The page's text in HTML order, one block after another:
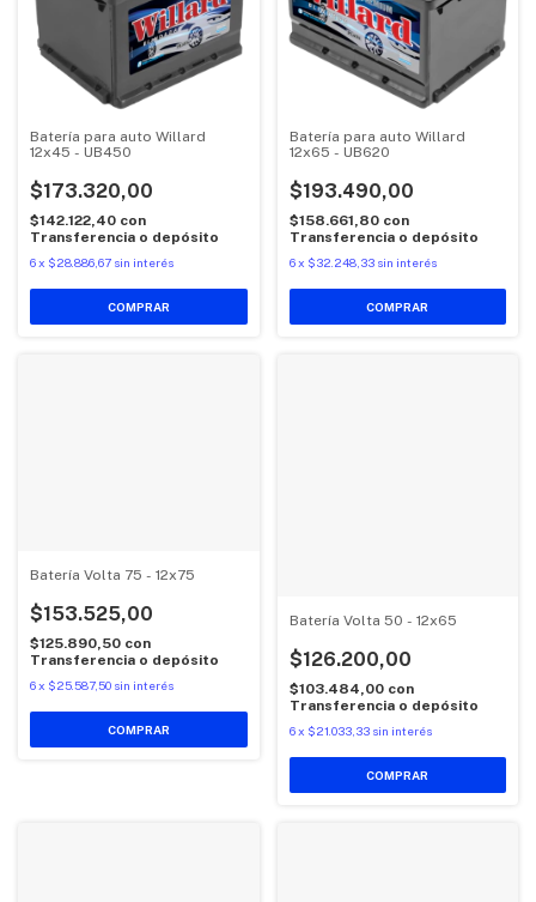
Batería para auto Willard
12x45 - UB450
$173.320,00
$142.122,40 con
Transferencia o depósito
6x $28.886,67 sin interés
Batería para auto Willard
12x65 - UB620
$193.490,00
$158.661,80 con
Transferencia o depósito
6 x $32.248,33 sin interés
Batería Volta 75 - 12x75
$153.525,00
$125.890,50 con
Transferencia o depósito
6x $25.587,50 sin interés
Batería Volta 50 - 12x65
$126.200,00
$103.484,00 con
Transferencia o depósito
6 x $21.033,33 sin interés